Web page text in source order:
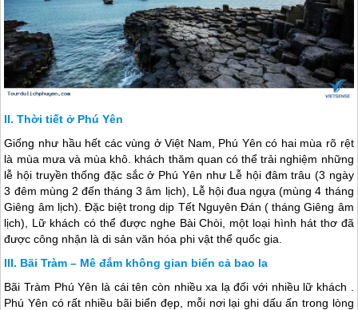
Thời tiết ở Phú Yên
Giống như hầu hết các vùng ở Việt Nam, Phú Yên có hai mùa rõ rệt
là mùa mưa và mùa khô. khách thăm quan có thể trải nghiệm những
lễ hội truyền thống đặc sắc ở Phú Yên như Lễ hội đâm trâu (3 ngày
3 đêm mùng 2 đến tháng 3 âm lịch), Lễ hội đua ngựa (mùng 4 tháng
Giêng âm lịch). Đặc biệt trong dịp Tết Nguyên Đán ( tháng Giêng âm
lịch), Lữ khách có thể được nghe Bài Chòi, một loại hình hát thơ đã
được công nhận là di sản văn hóa phi vật thể quốc gia.
Bãi Tràm – Mê đắm không gian biển cả bao la
Bãi Tràm Phú Yên là cái tên còn nhiều xa lạ đối với nhiều lữ khách .
Phú Yên có rất nhiều bãi biển đẹp, mỗi nơi lại ghi dấu ấn trong lòng